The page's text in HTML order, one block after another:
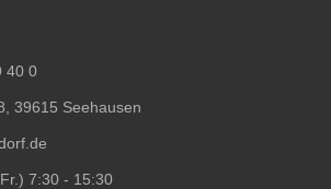
40 0
39615 Seehausen
7:30 - 15:30